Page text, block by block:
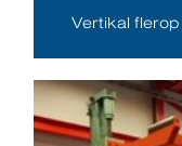
Vertikal